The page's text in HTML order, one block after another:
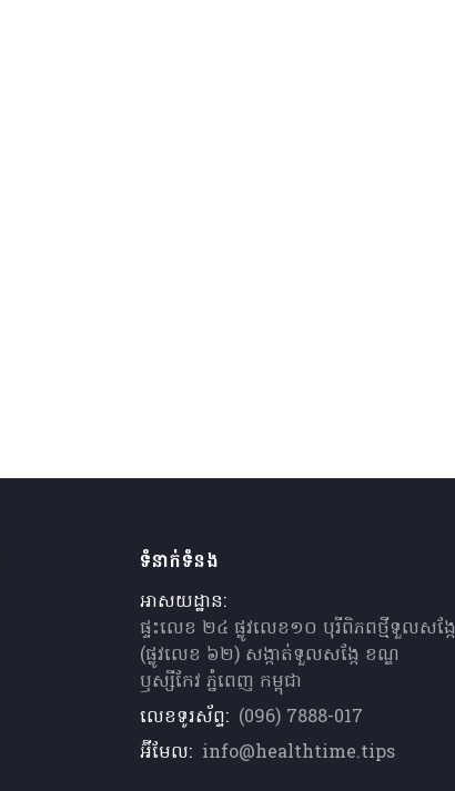
ទំនាក់ទំនង
អាសយដ្ឋាន:
ផ្ទះលេខ ២៤ ផ្លូវលេខ១០ បុរីពិភពថ្មីទួលសង្កែ
(ផ្លូវលេខ ៦២) សង្កាត់ទួលសង្កែ ខណ្ឌ
ឫស្សីកែវ ភ្នំពេញ កម្ពុជា
លេខទូរស័ព្ទ: (096) 7888-017
អ៊ីមែល: info@healthtime.tips